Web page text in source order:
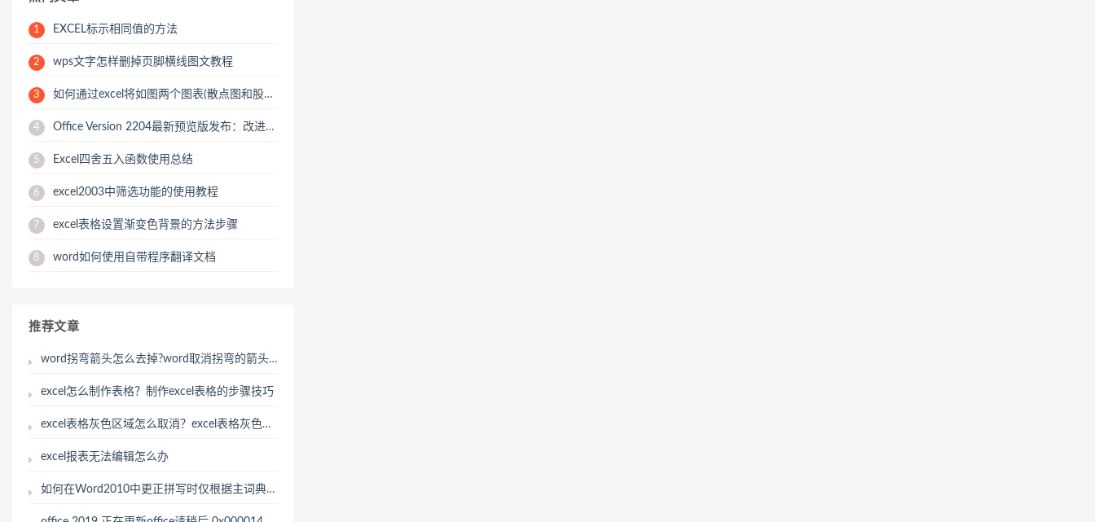
1 EXCEL标示相同值的方法
2 wps文字怎样删掉页脚横线图文教程
3 如何通过excel将如图两个图表(散点图和股价图,x轴都是..-
4 Office Version 2204最新预览版发布：改进Word同步协作功能
5 Excel四舍五入函数使用总结
6 excel2003中筛选功能的使用教程
7 excel表格设置渐变色背景的方法步骤
8 word如何使用自带程序翻译文档
推荐文章
word拐弯箭头怎么去掉?word取消拐弯的箭头方法介绍
excel怎么制作表格？制作excel表格的步骤技巧
excel表格灰色区域怎么取消？excel表格灰色区域如何恢复？
excel报表无法编辑怎么办
如何在Word2010中更正拼写时仅根据主词典提供建议